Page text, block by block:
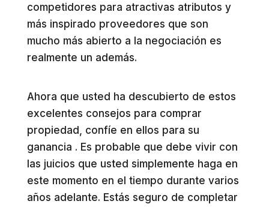
competidores para atractivas atributos y
más inspirado proveedores que son
mucho más abierto a la negociación es
realmente un además.
Ahora que usted ha descubierto de estos
excelentes consejos para comprar
propiedad, confíe en ellos para su
ganancia . Es probable que debe vivir con
las juicios que usted simplemente haga en
este momento en el tiempo durante varios
años adelante. Estás seguro de completar